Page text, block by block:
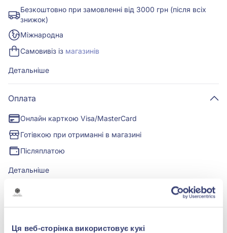
Ця веб-сторінка використовує кукі
Безкоштовно при замовленні від 3000 грн (після всіх
знижок)
Міжнародна
Самовивіз із магазинів
Детальніше
Оплата
Онлайн карткою Visa/MasterCard
Готівкою при отриманні в магазині
Післяплатою
Детальніше
Характеристики